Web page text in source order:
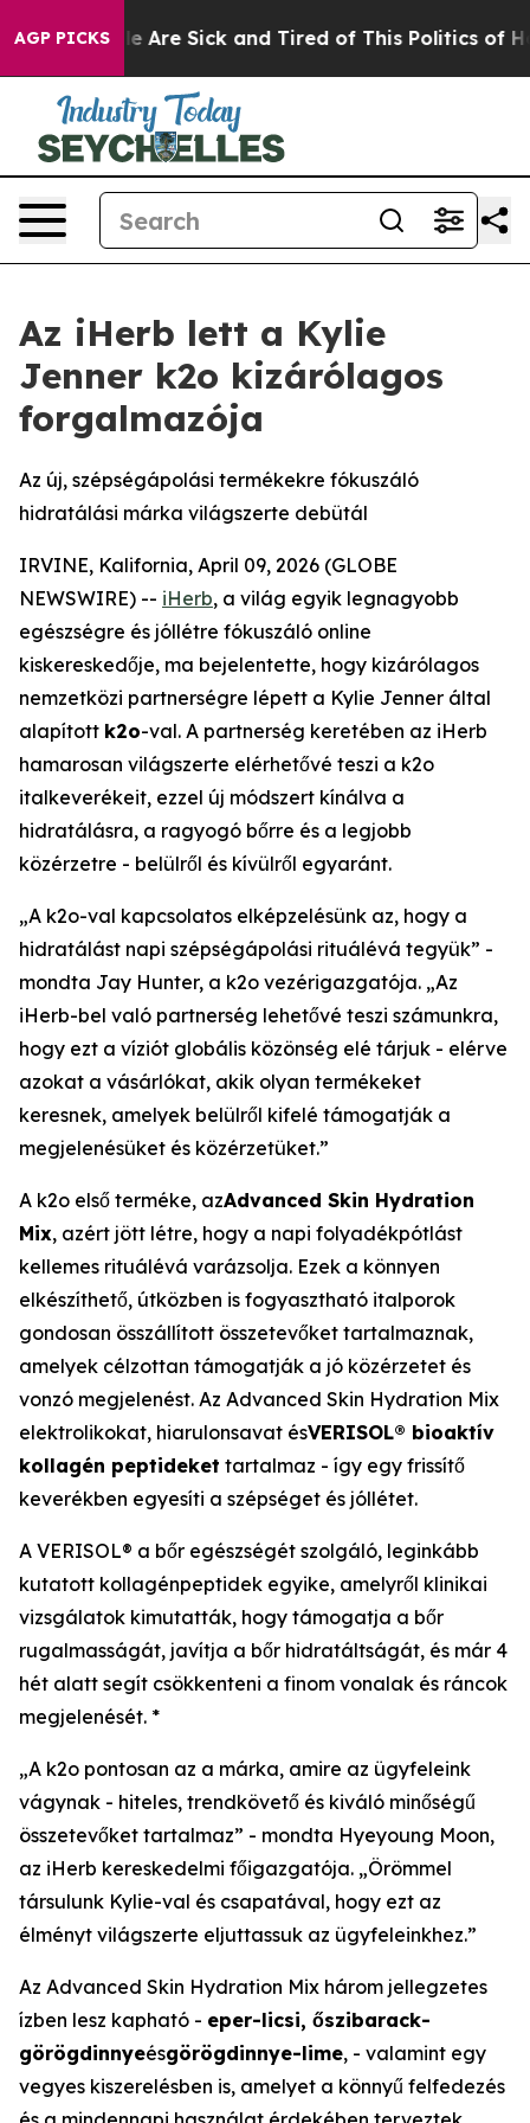
AGP PICKS
“People Are Sick and Tired of This Politics of
Az iHerb lett a Kylie
Jenner k2o kizárólagos
forgalmazója
Az új, szépségápolási termékekre fókuszáló
hidratálási márka világszerte debütál
IRVINE, Kalifornia, April 09, 2026 (GLOBE
NEWSWIRE) -- iHerb, a világ egyik legnagyobb
egészségre és jóllétre fókuszáló online
kiskereskedője, ma bejelentette, hogy kizárólagos
nemzetközi partnerségre lépett a Kylie Jenner által
alapított k2o-val. A partnerség keretében az iHerb
hamarosan világszerte elérhetővé teszi a k2o
italkeverékeit, ezzel új módszert kínálva a
hidratálásra, a ragyogó bőrre és a legjobb
közérzetre - belülről és kívülről egyaránt.
„A k2o-val kapcsolatos elképzelésünk az, hogy a
hidratálást napi szépségápolási rituálévá tegyük” -
mondta Jay Hunter, a k2o vezérigazgatója. „Az
iHerb-bel való partnerség lehetővé teszi számunkra,
hogy ezt a víziót globális közönség elé tárjuk - elérve
azokat a vásárlókat, akik olyan termékeket
keresnek, amelyek belülről kifelé támogatják a
megjelenésüket és közérzetüket.”
A k2o első terméke, azAdvanced Skin Hydration
Mix, azért jött létre, hogy a napi folyadékpótlást
kellemes rituálévá varázsolja. Ezek a könnyen
elkészíthető, útközben is fogyasztható italporok
gondosan összállított összetevőket tartalmaznak,
amelyek célzottan támogatják a jó közérzetet és
vonzó megjelenést. Az Advanced Skin Hydration Mix
elektrolikokat, hiarulonsavat ésVERISOL® bioaktív
kollagén peptideket tartalmaz - így egy frissítő
keverékben egyesíti a szépséget és jóllétet.
A VERISOL® a bőr egészségét szolgáló, leginkább
kutatott kollagénpeptidek egyike, amelyről klinikai
vizsgálatok kimutatták, hogy támogatja a bőr
rugalmasságát, javítja a bőr hidratáltságát, és már 4
hét alatt segít csökkenteni a finom vonalak és ráncok
megjelenését. *
„A k2o pontosan az a márka, amire az ügyfeleink
vágynak - hiteles, trendkövető és kiváló minőségű
összetevőket tartalmaz” - mondta Hyeyoung Moon,
az iHerb kereskedelmi főigazgatója. „Örömmel
társulunk Kylie-val és csapatával, hogy ezt az
élményt világszerte eljuttassuk az ügyfeleinkhez.”
Az Advanced Skin Hydration Mix három jellegzetes
ízben lesz kapható - eper-licsi, őszibarack-
görögdinnyeésgörögdinnye-lime, - valamint egy
vegyes kiszerelésben is, amelyet a könnyű felfedezés